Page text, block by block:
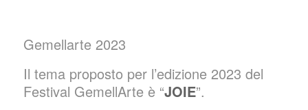
Gemellarte 2023
Il tema proposto per l’edizione 2023 del
Festival GemellArte è “JOIE”.